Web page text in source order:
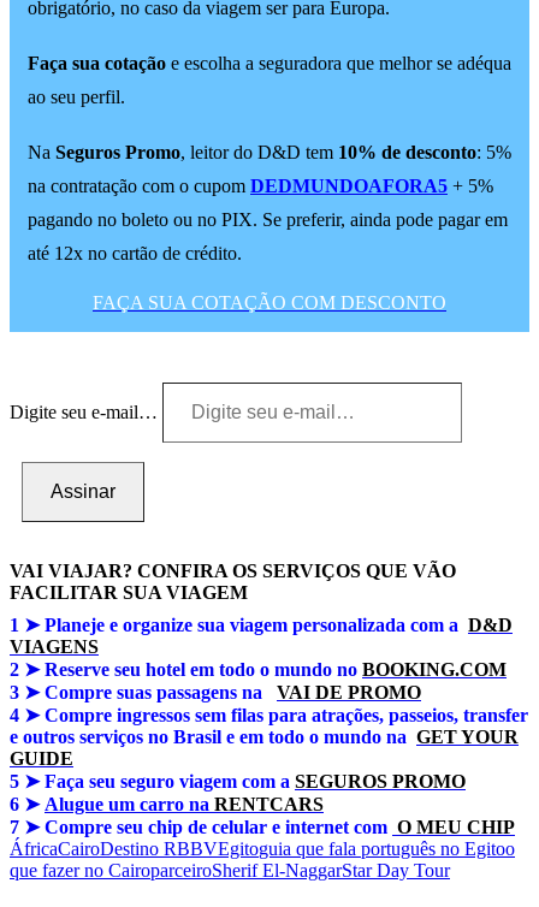
obrigatório, no caso da viagem ser para Europa.
Faça sua cotação e escolha a seguradora que melhor se adéqua
ao seu perfil.
Na Seguros Promo, leitor do D&D tem 10% de desconto: 5%
na contratação com o cupom DEDMUNDOAFORA5 + 5%
pagando no boleto ou no PIX. Se preferir, ainda pode pagar em
até 12x no cartão de crédito.
FAÇA SUA COTAÇÃO COM DESCONTO
Digite seu e-mail…
Assinar
VAI VIAJAR? CONFIRA OS SERVIÇOS QUE VÃO
FACILITAR SUA VIAGEM
1 ➤Planeje e organize sua viagem personalizada com a D&D
VIAGENS
2 ➤ Reserve seu hotel em todo o mundo no BOOKING.COM
3 ➤Compre suas passagens na
VAI DE PROMO
4 ➤Compre ingressos sem filas para atrações, passeios, transfer
e outros serviços no Brasil e em todo o mundo na GET YOUR
GUIDE
5 ➤Faça seu seguro viagem com a SEGUROS PROMO
6 ➤ Alugue um carro na RENTCARS
7 ➤Compre seu chip de celular e internet com O MEU CHIP
ÁfricaCairoDestino RBBVEgitoguia que fala português no Egitoo
que fazer no CairoparceiroSherif El-NaggarStar Day Tour